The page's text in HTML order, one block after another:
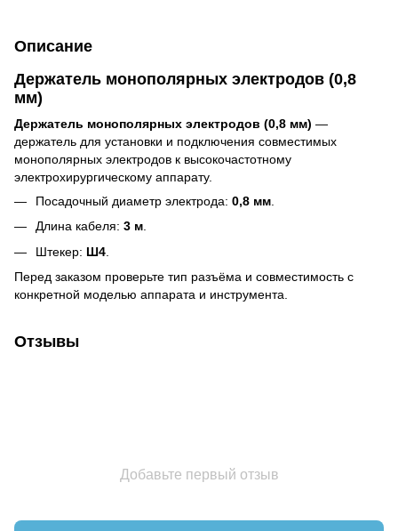
Описание
Держатель монополярных электродов (0,8
мм)
Держатель монополярных электродов (0,8 мм) —
держатель для установки и подключения совместимых
монополярных электродов к высокочастотному
электрохирургическому аппарату.
Посадочный диаметр электрода: 0,8 мм
Длина кабеля: 3 м.
Штекер: Ш4
Перед заказом проверьте тип разъёма и совместимость с
конкретной моделью аппарата и инструмента.
Отзывы
Добавьте первый отзыв